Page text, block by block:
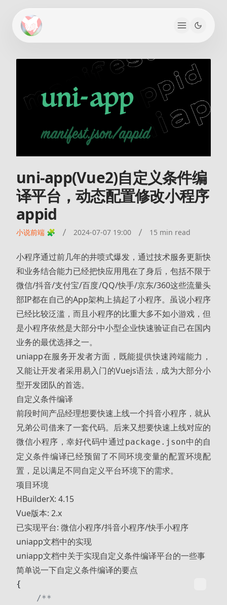
uni-app(Vue2)自定义条件编
译平台，动态配置修改小程序
appid
小说前端 🧩 2024-07-07 19:00 15 min read
小程序通过前几年的井喷式爆发，通过技术服务更新快
和业务结合能力已经把快应用甩在了身后，包括不限于
微信/抖音/支付宝/百度/QQ/快手/京东/360这些流量头
部IP都在自己的App架构上搞起了小程序。虽说小程序
已经比较泛滥，而且小程序的比重大多不如小游戏，但
是小程序依然是大部分中小型企业快速验证自己在国内
业务的最优选择之一。
uniapp在服务开发者方面，既能提供快速跨端能力，
又能让开发者采用易入门的Vuejs语法，成为大部分小
型开发团队的首选。
自定义条件编译
前段时间产品经理想要快速上线一个抖音小程序，就从
兄弟公司借来了一套代码。后来又想要快速上线对应的
微信小程序，幸好代码中通过package.json中的自
定义条件编译已经预留了不同环境变量的配置环境配
置，足以满足不同自定义平台环境下的需求。
项目环境
HBuilderX: 4.15
Vue版本: 2.x
已实现平台: 微信小程序/抖音小程序/快手小程序
uniapp文档中的实现
uniapp文档中关于实现自定义条件编译平台的一些事
简单说一下自定义条件编译的要点
{
    /**